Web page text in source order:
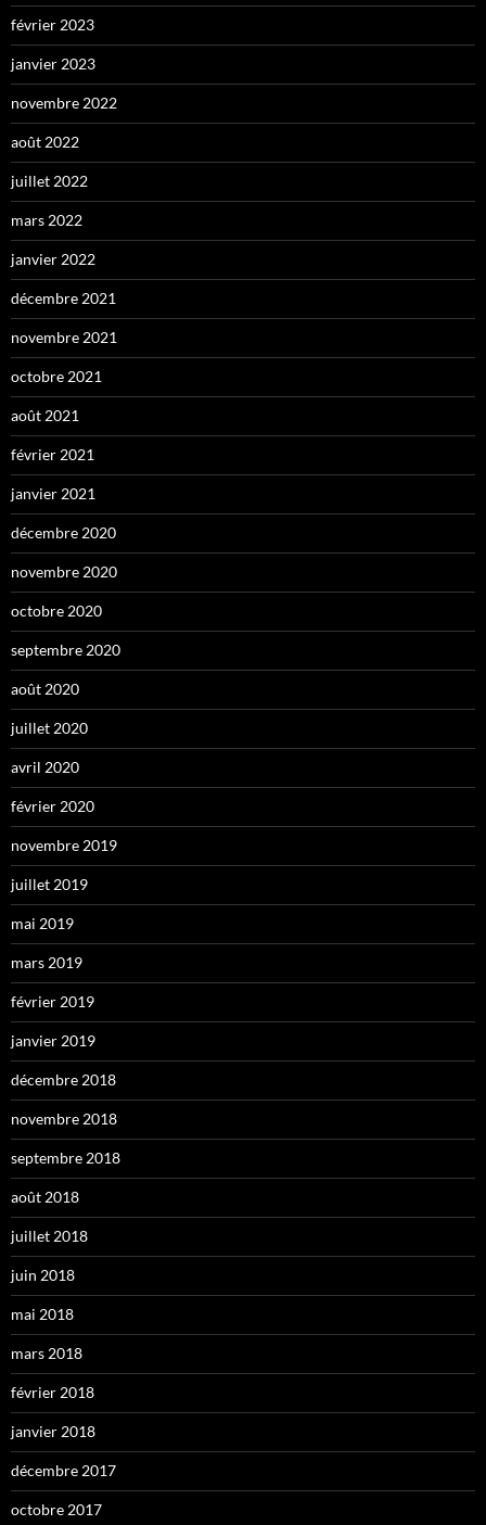
février 2023
janvier 2023
novembre 2022
août 2022
juillet 2022
mars 2022
janvier 2022
décembre 2021
novembre 2021
octobre 2021
août 2021
février 2021
janvier 2021
décembre 2020
novembre 2020
octobre 2020
septembre 2020
août 2020
juillet 2020
avril 2020
février 2020
novembre 2019
juillet 2019
mai 2019
mars 2019
février 2019
janvier 2019
décembre 2018
novembre 2018
septembre 2018
août 2018
juillet 2018
juin 2018
mai 2018
mars 2018
février 2018
janvier 2018
décembre 2017
octobre 2017